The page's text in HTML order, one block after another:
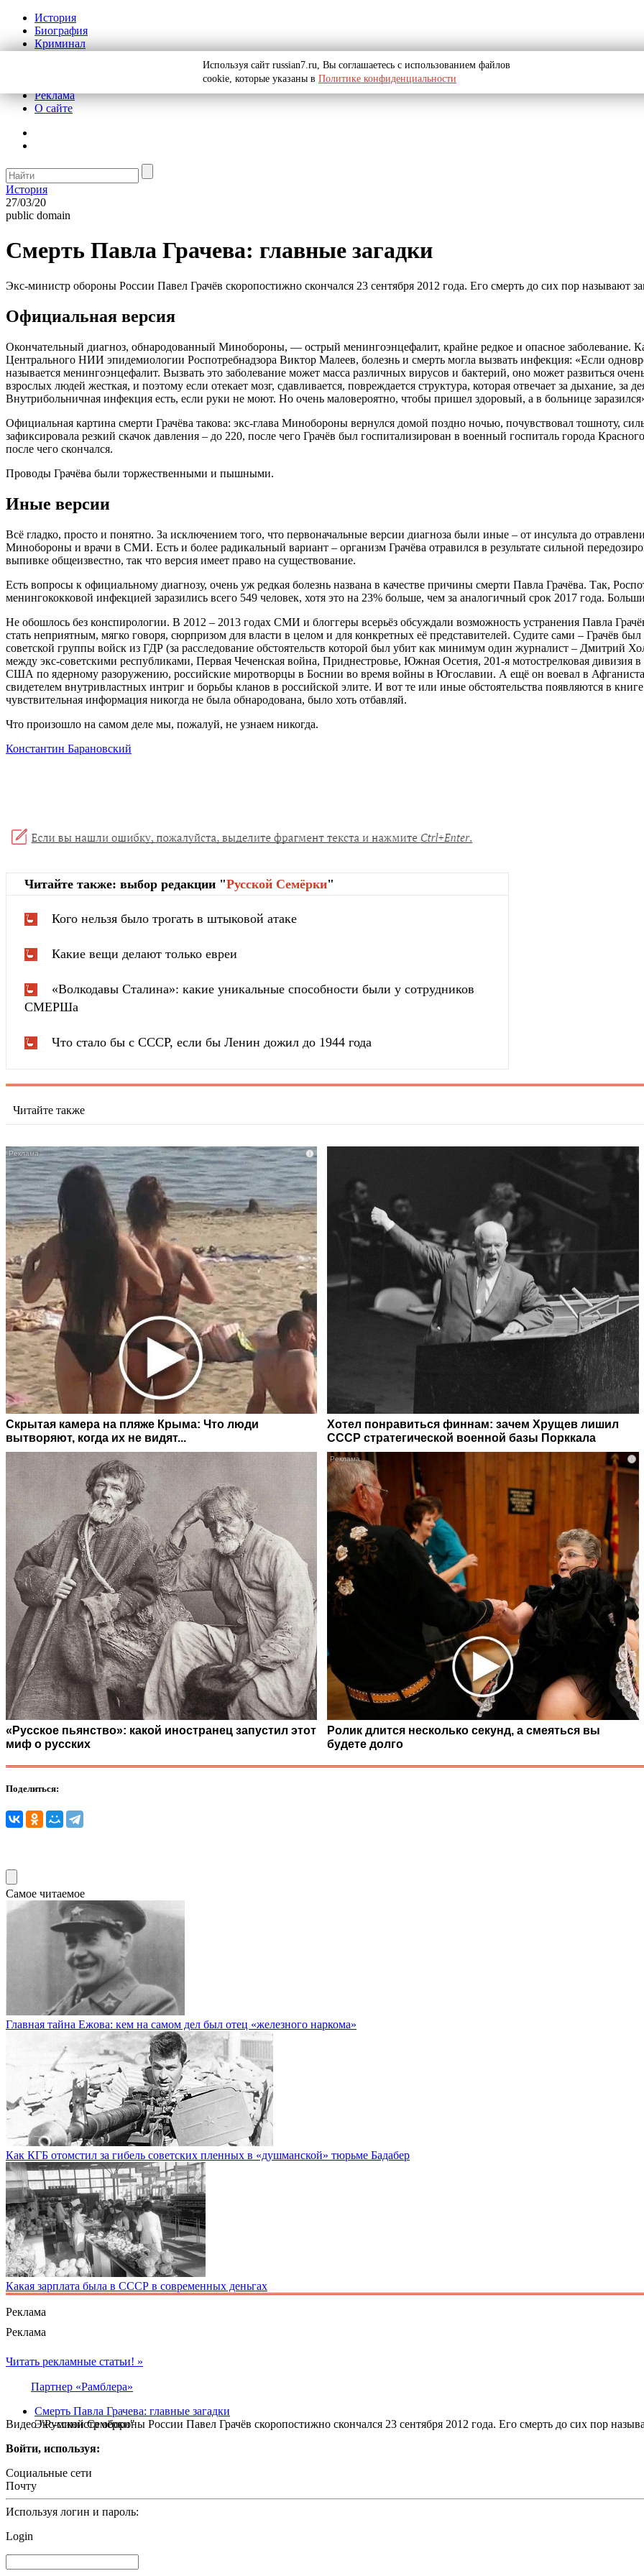
История
Биография
Криминал
Реклама
О сайте
История
27/03/20
public domain
Смерть Павла Грачева: главные загадки
Экс-министр обороны России Павел Грачёв скоропостижно скончался 23 сентября 2012 года. Его смерть до сих пор называют
Официальная версия
Окончательный диагноз, обнародованный Минобороны, — острый менингоэнцефалит, крайне редкое и опасное заболевание.
Центрального НИИ эпидемиологии Роспотребнадзора Виктор Малеев, болезнь и смерть могла вызвать инфекция: «Если
называется менингоэнцефалит. Вызвать это заболевание может масса различных вирусов и бактерий, оно может развиться
взрослых людей жесткая, и поэтому если отекает мозг, сдавливается, повреждается структура, которая отвечает за дыхание, за
Внутрибольничная инфекция есть, если руки не моют. Но очень маловероятно, чтобы пришел здоровый, а в больнице
Официальная картина смерти Грачёва такова: экс-глава Минобороны вернулся домой поздно ночью, почувствовал тошноту,
зафиксировала резкий скачок давления – до 220, после чего Грачёв был госпитализирован в военный госпиталь города
после чего скончался.
Проводы Грачёва были торжественными и пышными.
Иные версии
Всё гладко, просто и понятно. За исключением того, что первоначальные версии диагноза были иные – от инсульта до
Минобороны и врачи в СМИ. Есть и более радикальный вариант – организм Грачёва отравился в результате сильной
выпивке общеизвестно, так что версия имеет право на существование.
Есть вопросы к официальному диагнозу, очень уж редкая болезнь названа в качестве причины смерти Павла Грачёва. Так,
менингококковой инфекцией заразились всего 549 человек, хотя это на 23% больше, чем за аналогичный срок 2017 года.
Не обошлось без конспирологии. В 2012 – 2013 годах СМИ и блоггеры всерьёз обсуждали возможность устранения Павла
стать неприятным, мягко говоря, сюрпризом для власти в целом и для конкретных её представителей. Судите сами – Грачёв
советской группы войск из ГДР (за расследование обстоятельств которой был убит как минимум один журналист – Дмитрий
между экс-советскими республиками, Первая Чеченская война, Приднестровье, Южная Осетия, 201-я мотострелковая дивизия
США по ядерному разоружению, российские миротворцы в Боснии во время войны в Югославии. А ещё он воевал в
свидетелем внутривластных интриг и борьбы кланов в российской элите. И вот те или иные обстоятельства появляются в
чувствительная информация никогда не была обнародована, было хоть отбавляй.
Что произошло на самом деле мы, пожалуй, не узнаем никогда.
Константин Барановский
Читайте также: выбор редакции "Русской Cемёрки"
Кого нельзя было трогать в штыковой атаке
Какие вещи делают только евреи
«Волкодавы Сталина»: какие уникальные способности были у сотрудников
СМЕРШа
Что стало бы с СССР, если бы Ленин дожил до 1944 года
Читайте также
i
Скрытая камера на пляже Крыма: Что люди
вытворяют, когда их не видят...
Хотел понравиться финнам: зачем Хрущев лишил
СССР стратегической военной базы Порккала
«Русское пьянство»: какой иностранец запустил этот
миф о русских
i
Ролик длится несколько секунд, а смеяться вы
будете долго
Поделиться:
Самое читаемое
Главная тайна Ежова: кем на самом дел был отец «железного наркома»
Как КГБ отомстил за гибель советских пленных в «душманской» тюрьме Бадабер
Какая зарплата была в СССР в современных деньгах
Реклама
Реклама
Видео "Русской Семёрки"
Читать рекламные статьи! »
Партнер «Рамблера»
Смерть Павла Грачева: главные загадки
Экс-министр обороны России Павел Грачёв скоропостижно скончался 23 сентября 2012 года. Его смерть до сих пор
Войти, используя:
Социальные сети
Почту
Используя логин и пароль:
Login
Используя сайт russian7.ru, Вы соглашаетесь с использованием файлов
cookie, которые указаны в Политике конфиденциальности